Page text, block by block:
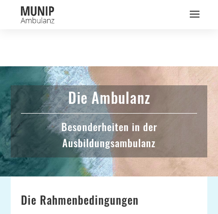
Die Ambulanz
Besonderheiten in der
Ausbildungsambulanz
Die Rahmenbedingungen